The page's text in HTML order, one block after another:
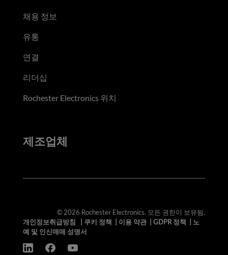
채용 정보
유통
연결
리더십
Rochester Electronics 위치
제조업체
© 2026 Rochester Electronics. 모든 권한이 보유됨.
개인정보취급방침
쿠키 정책 이용 약관| GDPR 정책
노
예 및 인신매매 성명서